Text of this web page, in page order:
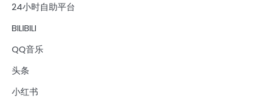
24小时自助平台
BILIBILI
QQ音乐
头条
小红书